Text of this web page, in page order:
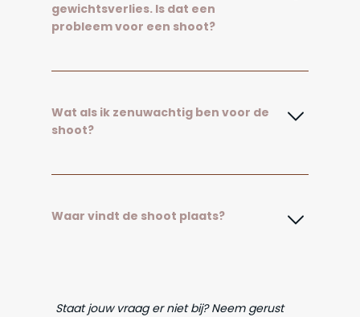
Staat jouw vraag er niet bij? Neem gerust
Waar vindt de shoot plaats?
Wat als ik zenuwachtig ben voor de
shoot?
gewichtsverlies. Is dat een
probleem voor een shoot?